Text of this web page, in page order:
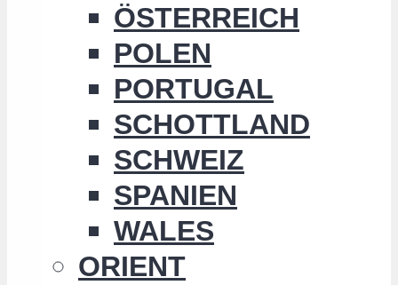
ÖSTERREICH
POLEN
PORTUGAL
SCHOTTLAND
SCHWEIZ
SPANIEN
WALES
ORIENT